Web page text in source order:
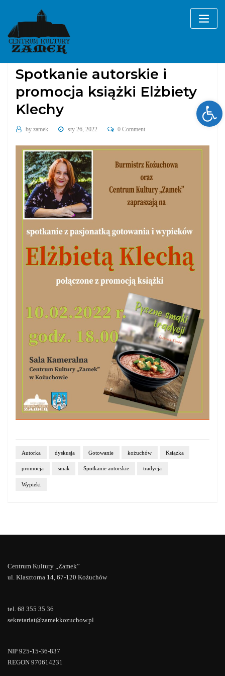
content
Bez kategorii
Spotkanie autorskie i
promocja książki Elżbiety
Klechy
by zamek sty 26, 2022 0 Comment
Autorka dyskusja Gotowanie kożuchów Książka
promocja smak Spotkanie autorskie tradycja
Wypieki
Centrum Kultury „Zamek”
ul. Klasztorna 14, 67-120 Kożuchów
tel. 68 355 35 36
sekretariat@zamekkozuchow.pl
NIP 925-15-36-837
REGON 970614231